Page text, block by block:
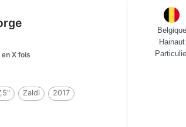
X fois
Zaldi 2017
Belgique
Hainaut